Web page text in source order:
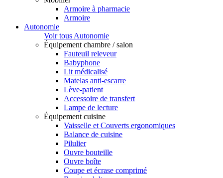
Armoire à pharmacie
Armoire
Autonomie
Voir tous Autonomie
Équipement chambre / salon
Fauteuil releveur
Babyphone
Lit médicalisé
Matelas anti-escarre
Lève-patient
Accessoire de transfert
Lampe de lecture
Équipement cuisine
Vaisselle et Couverts ergonomiques
Balance de cuisine
Pilulier
Ouvre bouteille
Ouvre boîte
Coupe et écrase comprimé